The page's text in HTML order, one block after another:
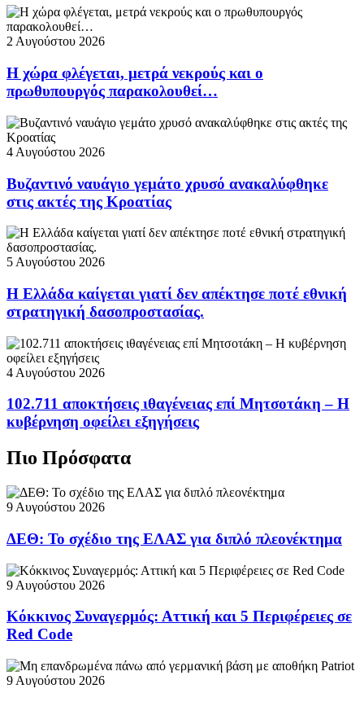
2 Αυγούστου 2026
Η χώρα φλέγεται, μετρά νεκρούς και ο
πρωθυπουργός παρακολουθεί…
4 Αυγούστου 2026
Βυζαντινό ναυάγιο γεμάτο χρυσό ανακαλύφθηκε
στις ακτές της Κροατίας
5 Αυγούστου 2026
Η Ελλάδα καίγεται γιατί δεν απέκτησε ποτέ εθνική
στρατηγική δασοπροστασίας.
4 Αυγούστου 2026
102.711 αποκτήσεις ιθαγένειας επί Μητσοτάκη – Η
κυβέρνηση οφείλει εξηγήσεις
Πιο Πρόσφατα
9 Αυγούστου 2026
ΔΕΘ: Το σχέδιο της ΕΛΑΣ για διπλό πλεονέκτημα
9 Αυγούστου 2026
Κόκκινος Συναγερμός: Αττική και 5 Περιφέρειες σε
Red Code
9 Αυγούστου 2026